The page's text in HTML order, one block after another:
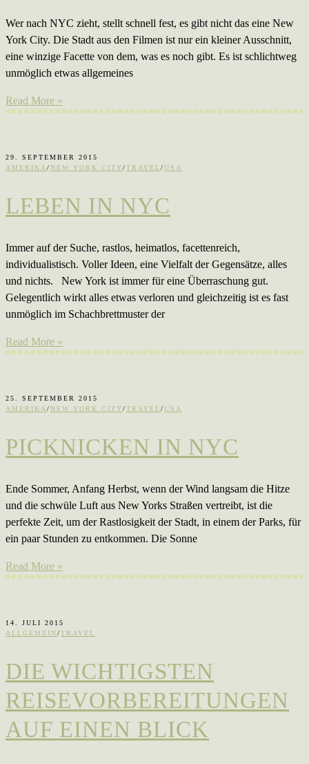
Wer nach NYC zieht, stellt schnell fest, es gibt nicht das eine New
York City. Die Stadt aus den Filmen ist nur ein kleiner Ausschnitt,
eine winzige Facette von dem, was es noch gibt. Es ist schlichtweg
unmöglich etwas allgemeines
Read More »
29. SEPTEMBER 2015
AMERIKA /NEW YORK CITY/TRAVEL/USA
LEBEN IN NYC
Immer auf der Suche, rastlos, heimatlos, facettenreich,
individualistisch. Voller Ideen, eine Vielfalt der Gegensätze, alles
und nichts. New York ist immer für eine Überraschung gut.
Gelegentlich wirkt alles etwas verloren und gleichzeitig ist es fast
unmöglich im Schachbrettmuster der
Read More »
25. SEPTEMBER 2015
AMERIKA /NEW YORK CITY/TRAVEL/USA
PICKNICKEN IN NYC
Ende Sommer, Anfang Herbst, wenn der Wind langsam die Hitze
und die schwüle Luft aus New Yorks Straßen vertreibt, ist die
perfekte Zeit, um der Rastlosigkeit der Stadt, in einem der Parks, für
ein paar Stunden zu entkommen. Die Sonne
Read More »
14. JULI 2015
ALLGEMEIN/TRAVEL
DIE WICHTIGSTEN
REISEVORBEREITUNGEN
AUF EINEN BLICK